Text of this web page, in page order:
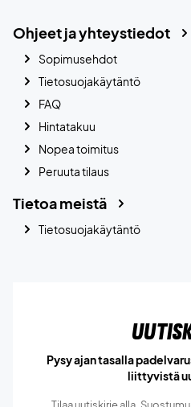
Ohjeet ja yhteystiedot
Sopimusehdot
Tietosuojakäytäntö
FAQ
Hintatakuu
Nopea toimitus
Peruuta tilaus
Tietoa meistä
Tietosuojakäytäntö
Pysy ajan tasalla
liittyvistä
Tilaa uutiskirje alla.